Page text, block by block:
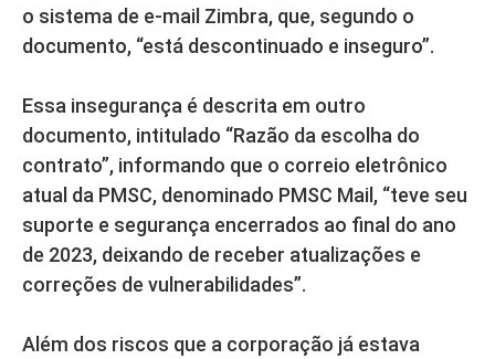
o sistema de e-mail Zimbra, que, segundo o
documento, “está descontinuado e inseguro”.
Essa insegurança é descrita em outro
documento, intitulado “Razão da escolha do
contrato”, informando que o correio eletrônico
atual da PMSC, denominado PMSC Mail, “teve seu
suporte e segurança encerrados ao final do ano
de 2023, deixando de receber atualizações e
correções de vulnerabilidades”.
Além dos riscos que a corporação já estava